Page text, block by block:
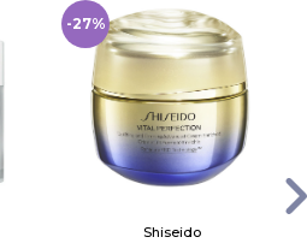
-27%
Shiseido